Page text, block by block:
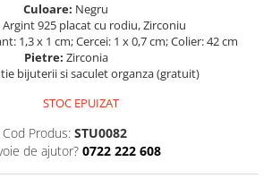
Culoare: Negru
Argint 925 placat cu rodiu, Zirconiu
1,3 x 1 cm; Cercei: 1 x 0,7 cm; Colier: 42 cm
Pietre: Zirconia
bijuterii si saculet organza (gratuit)
STOC EPUIZAT
Cod Produs: STU0082
de ajutor? 0722 222 608